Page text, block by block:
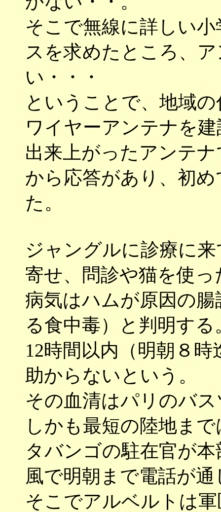
そこで無線に詳しい
スを求めたところ、
い・・・
ということで、地域
ワイヤーアンテナを
出来上がったアンテ
から応答があり、初
た。
ジャングルに診療に
寄せ、問診や猫を使
病気はハムが原因の
る食中毒）と判明する
12時間以内（明朝８
助からないという。
その血清はパリのバ
しかも最短の陸地ま
タバンゴの駐在官が
風で明朝まで電話が
そこでアルベルトは